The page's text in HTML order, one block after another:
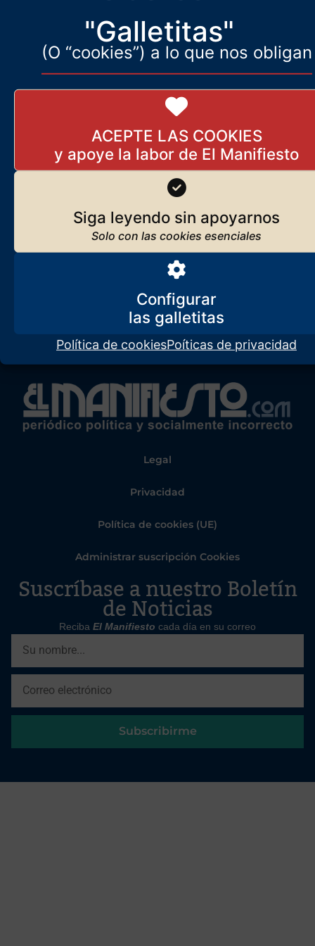
"Galletitas"
(O “cookies”) a lo que nos obligan
ACEPTE LAS COOKIES
Siga leyendo sin apoyarnos
Configurar
Política de cookiesPoíticas de privacidad
Legal
Privacidad
Política de cookies (UE)
Administrar suscripción Cookies
Suscríbase a nuestro Boletín
de Noticias
Reciba El Manifiesto cada día en su correo
Subscribirme